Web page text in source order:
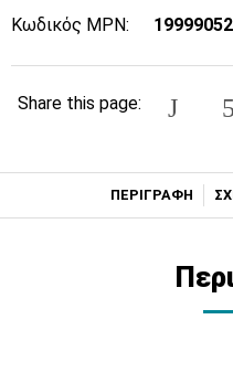
Κωδικός MPN:
Share this page:
ΠΕΡΙΓΡΑΦΗ